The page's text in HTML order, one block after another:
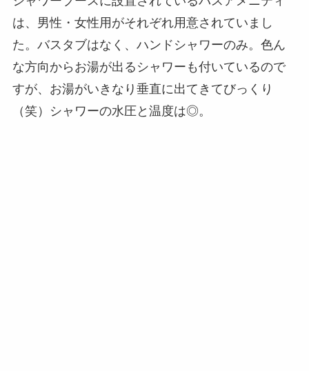
は、男性・女性用がそれぞれ用意されていまし
た。バスタブはなく、ハンドシャワーのみ。色ん
な方向からお湯が出るシャワーも付いているので
すが、お湯がいきなり垂直に出てきてびっくり
（笑）シャワーの水圧と温度は◎。